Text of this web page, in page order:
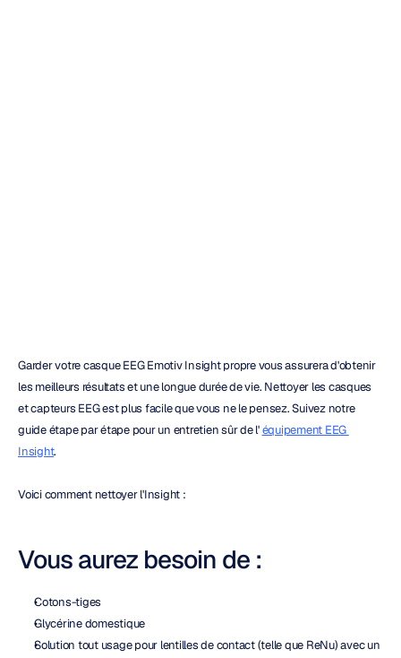
Garder votre casque EEG Emotiv Insight propre vous assurera d'obtenir
les meilleurs résultats et une longue durée de vie. Nettoyer les casques
et capteurs EEG est plus facile que vous ne le pensez. Suivez notre
guide étape par étape pour un entretien sûr de l' équipement EEG
Insight.
Voici comment nettoyer l'Insight :
Vous aurez besoin de :
Cotons-tiges
Glycérine domestique
Solution tout usage pour lentilles de contact (telle que ReNu) avec un